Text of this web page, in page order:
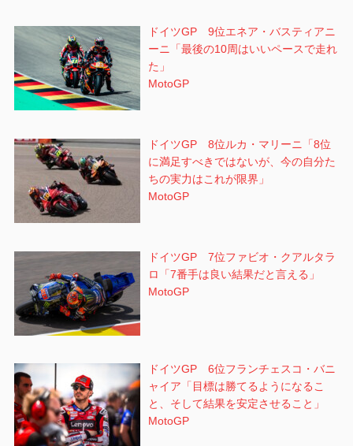
ドイツGP 9位エネア・バスティアニ
ーニ「最後の10周はいいペースで走れ
た」
MotoGP
ドイツGP 8位ルカ・マリーニ「8位
に満足すべきではないが、今の自分た
ちの実力はこれが限界」
MotoGP
ドイツGP 7位ファビオ・クアルタラ
ロ「7番手は良い結果だと言える」
MotoGP
ドイツGP 6位フランチェスコ・バニ
ャイア「目標は勝てるようになるこ
と、そして結果を安定させること」
MotoGP